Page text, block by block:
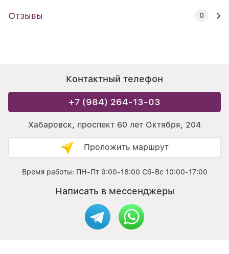
Отзывы 0
Контактный телефон
+7 (984) 264-13-03
Хабаровск, проспект 60 лет Октября, 204
Проложить маршрут
Время работы: ПН-Пт 9:00-18:00 Сб-Вс 10:00-17:00
Написать в мессенджеры